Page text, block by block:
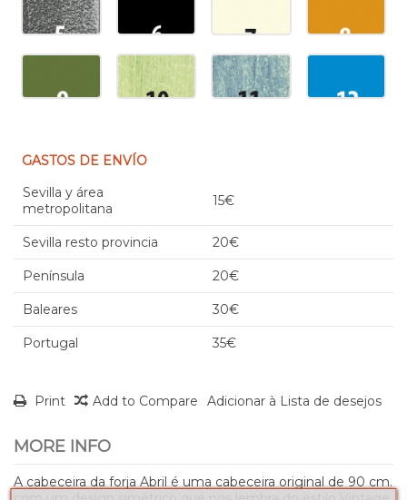
GASTOS DE ENVÍO
Sevilla y área
metropolitana
15€
Sevilla resto provincia 20€
Península 20€
Baleares 30€
Portugal 35€
Print Add to Compare Adicionar à Lista de desejos
MORE INFO
A cabeceira da forja Abril é uma cabeceira original de 90 cm.